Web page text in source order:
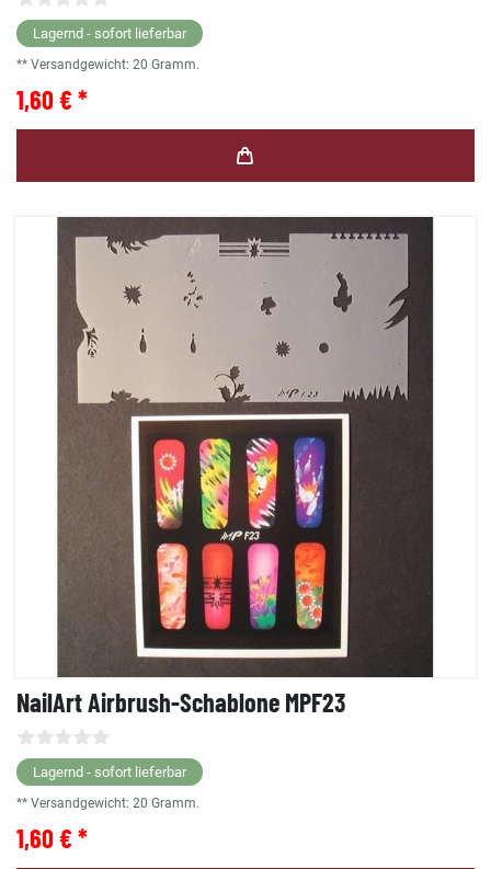
Lagernd - sofort lieferbar
** Versandgewicht: 20 Gramm.
1,60 € *
NailArt Airbrush-Schablone MPF23
Lagernd - sofort lieferbar
** Versandgewicht: 20 Gramm.
1,60 € *